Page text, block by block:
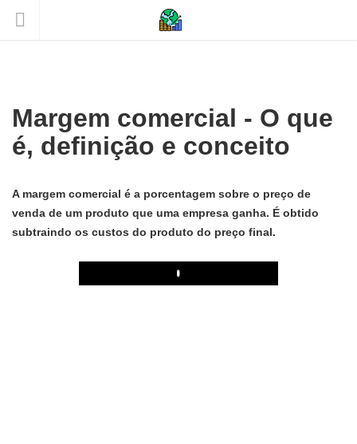
Margem comercial - O que
é, definição e conceito
A margem comercial é a porcentagem sobre o preço de
venda de um produto que uma empresa ganha. É obtido
subtraindo os custos do produto do preço final.
Play